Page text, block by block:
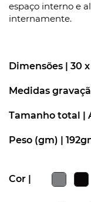
espaço interno e
internamente.
Dimensões | 30 x
Medidas
Tamanho total |
Peso (gm) |
Cor |